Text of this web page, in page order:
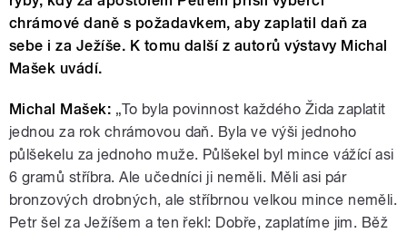
chrámové daně s požadavkem, aby zaplatil daň za
sebe i za Ježíše. K tomu další z autorů výstavy Michal
Mašek uvádí.
Michal Mašek: „To byla povinnost každého Žida zaplatit
jednou za rok chrámovou daň. Byla ve výši jednoho
půlšekelu za jednoho muže. Půlšekel byl mince vážící asi
6 gramů stříbra. Ale učedníci ji neměli. Měli asi pár
bronzových drobných, ale stříbrnou velkou mince neměli.
Petr šel za Ježíšem a ten řekl: Dobře, zaplatíme jim. Běž